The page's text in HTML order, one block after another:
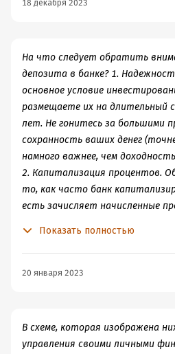
18 декабря 2023
На что следует обратить
депозита в банке? 1.
основное условие
размещаете их на длительный
лет. Не гонитесь за большими
сохранность ваших денег
намного важнее, чем
2. Капитализация процентов.
то, как часто банк
есть зачисляет начисленные
счета. Вы же собираетесь
это делать.
Показать полностью
20 января 2023
В схеме, которая изображена
управления своими личными